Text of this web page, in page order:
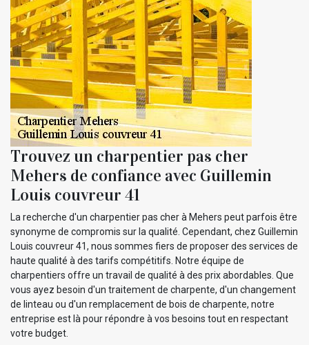
Trouvez un charpentier pas cher
Mehers de confiance avec Guillemin
Louis couvreur 41
La recherche d'un charpentier pas cher à Mehers peut parfois être
synonyme de compromis sur la qualité. Cependant, chez Guillemin
Louis couvreur 41, nous sommes fiers de proposer des services de
haute qualité à des tarifs compétitifs. Notre équipe de
charpentiers offre un travail de qualité à des prix abordables. Que
vous ayez besoin d'un traitement de charpente, d'un changement
de linteau ou d'un remplacement de bois de charpente, notre
entreprise est là pour répondre à vos besoins tout en respectant
votre budget.